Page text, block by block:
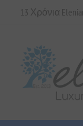
13 Χρόνια